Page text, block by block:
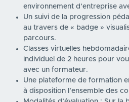
environnement d’entreprise
Un suivi de la progression
au travers de « badge »
parcours.
Classes virtuelles
individuel de 2 heures pour
avec un formateur.
Une plateforme de formation
à disposition l’ensemble des